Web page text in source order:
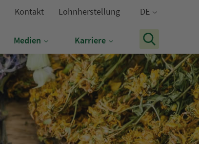
Medien Karriere
Kontakt Lohnherstellung DE